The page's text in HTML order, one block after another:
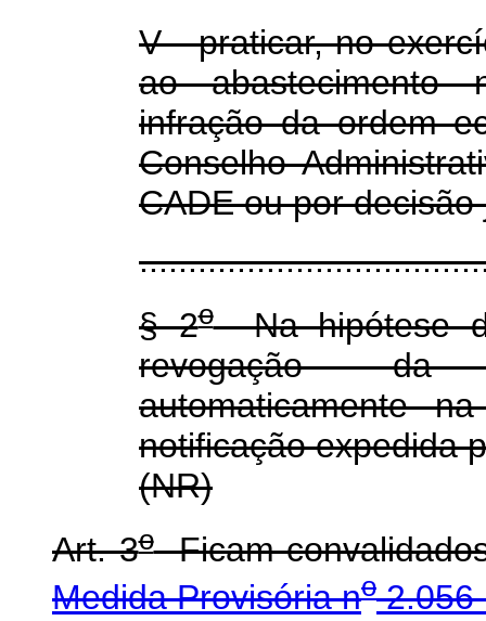
V - praticar, no
ao abastecimento
infração da ordem
Conselho
CADE ou por decisão
§ 2oNa hipótese
revogação da
automaticamente
notificação expedida
(NR)
Art. 3oFicam
Medida Provisória no